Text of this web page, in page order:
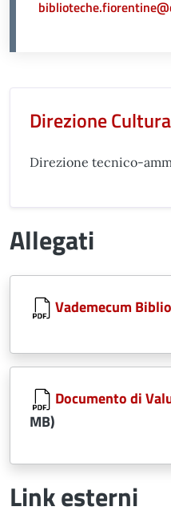
Direzione
Direzione tecnico-
Allegati
Document
Vademecum
Document
Documento di
MB)
Link esterni